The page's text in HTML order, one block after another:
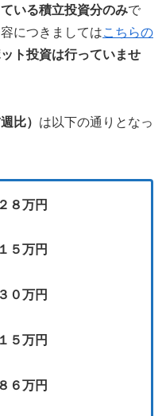
いる積立投資分のみで
につきましてはこちらの
ト投資は行っていませ
比） は以下の通りとなっ
８万円
５万円
０万円
５万円
万円